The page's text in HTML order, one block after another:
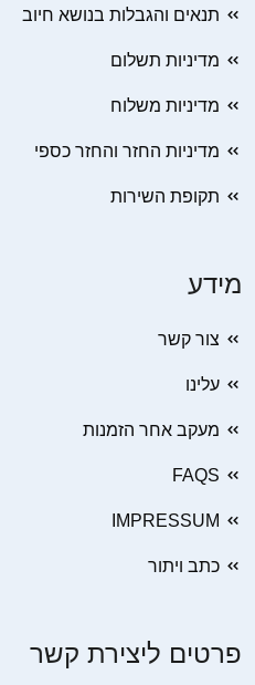
תנאים והגבלות בנושא חיוב
מדיניות תשלום
מדיניות משלוח
מדיניות החזר והחזר כספי
תקופת השירות
מידע
צור קשר
עלינו
מעקב אחר הזמנות
FAQS
IMPRESSUM
כתב ויתור
פרטים ליצירת קשר